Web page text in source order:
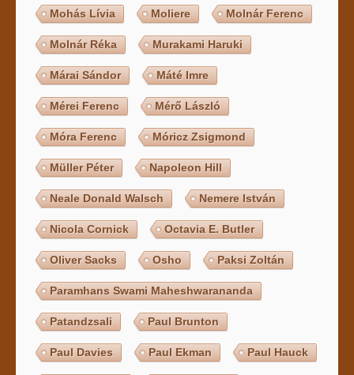
Mohás Lívia Moliere Molnár Ferenc
Molnár Réka Murakami Haruki
Márai Sándor Máté Imre
Mérei Ferenc Mérő László
Móra Ferenc Móricz Zsigmond
Müller Péter Napoleon Hill
Neale Donald Walsch Nemere István
Nicola Cornick Octavia E. Butler
Oliver Sacks Osho Paksi Zoltán
Paramhans Swami Maheshwarananda
Patandzsali Paul Brunton
Paul Davies Paul Ekman Paul Hauck